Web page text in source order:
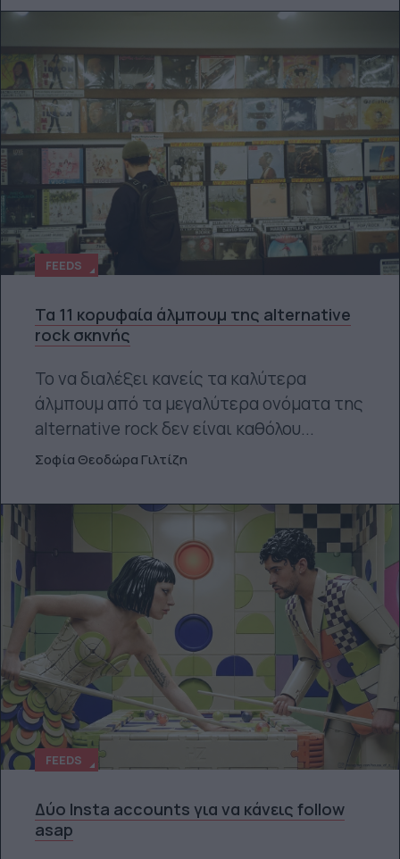
FEEDS
Τα 11 κορυφαία άλμπουμ της alternative
rock σκηνής
Το να διαλέξει κανείς τα καλύτερα
άλμπουμ από τα μεγαλύτερα ονόματα της
alternative rock δεν είναι καθόλου...
Σοφία Θεοδώρα Γιλτίζη
FEEDS
Δύο Insta accounts για να κάνεις follow
asap